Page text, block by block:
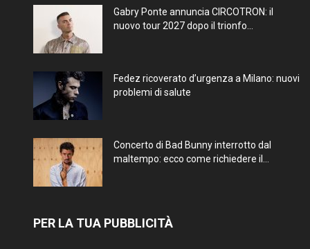
Gabry Ponte annuncia CIRCOTRON: il
nuovo tour 2027 dopo il trionfo...
Fedez ricoverato d’urgenza a Milano: nuovi
problemi di salute
Concerto di Bad Bunny interrotto dal
maltempo: ecco come richiedere il...
PER LA TUA PUBBLICITÀ